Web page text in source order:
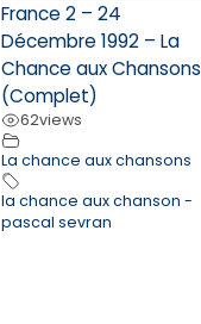
France 2 – 24
Décembre 1992 – La
Chance aux Chansons
(Complet)
62views
La chance aux chansons
la chance aux chanson -
pascal sevran